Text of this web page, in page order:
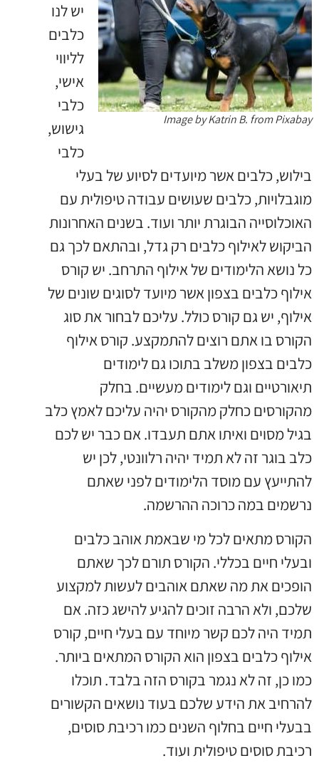
Image by Katrin B. from Pixabay
יש לנו
כלבים
לליווי
אישי,
כלבי
גישוש,
כלבי
בילוש, כלבים אשר מיועדים לסיוע של בעלי
מוגבלויות, כלבים שעושים עבודה טיפולית עם
האוכלוסייה הבוגרת יותר ועוד. בשנים האחרונות
הביקוש לאילוף כלבים רק גדל, ובהתאם לכך גם
כל נושא הלימודים של אילוף התרחב. יש קורס
אילוף כלבים בצפון אשר מיועד לסוגים שונים של
אילוף, יש גם קורס כולל. עליכם לבחור את סוג
הקורס בו אתם רוצים להתמקצע. קורס אילוף
כלבים בצפון משלב בתוכו גם לימודים
תיאורטיים וגם לימודים מעשיים. בחלק
מהקורסים כחלק מהקורס יהיה עליכם לאמץ כלב
בגיל מסוים ואיתו אתם תעבדו. אם כבר יש לכם
כלב בוגר זה לא תמיד יהיה רלוונטי, לכן יש
להתייעץ עם מוסד הלימודים לפני שאתם
נרשמים במה כרוכה ההרשמה.
הקורס מתאים לכל מי שבאמת אוהב כלבים
ובעלי חיים בכללי. הקורס תורם לכך שאתם
הופכים את מה שאתם אוהבים לעשות למקצוע
שלכם, ולא הרבה זוכים להגיע להישג כזה. אם
תמיד היה לכם קשר מיוחד עם בעלי חיים, קורס
אילוף כלבים בצפון הוא הקורס המתאים ביותר.
כמו כן, זה לא נגמר בקורס הזה בלבד. תוכלו
להרחיב את הידע שלכם בעוד נושאים הקשורים
בבעלי חיים בחלוף השנים כמו רכיבת סוסים,
רכיבת סוסים טיפולית ועוד.